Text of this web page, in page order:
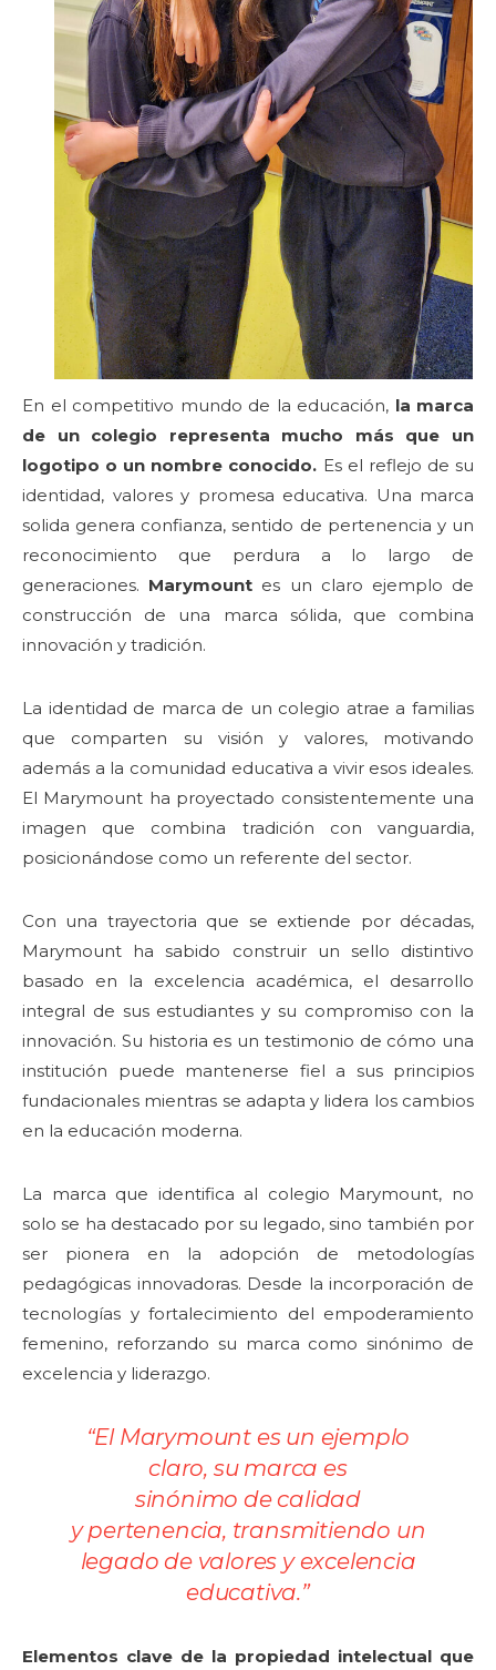
En el competitivo mundo de la educación, la marca
de un colegio representa mucho más que un
logotipo o un nombre conocido. Es el reflejo de su
identidad, valores y promesa educativa. Una marca
solida genera confianza, sentido de pertenencia y un
reconocimiento que perdura a lo largo de
generaciones. Marymount es un claro ejemplo de
construcción de una marca sólida, que combina
innovación y tradición.
La identidad de marca de un colegio atrae a familias
que comparten su visión y valores, motivando
además a la comunidad educativa a vivir esos ideales.
El Marymount ha proyectado consistentemente una
imagen que combina tradición con vanguardia,
posicionándose como un referente del sector.
Con una trayectoria que se extiende por décadas,
Marymount ha sabido construir un sello distintivo
basado en la excelencia académica, el desarrollo
integral de sus estudiantes y su compromiso con la
innovación. Su historia es un testimonio de cómo una
institución puede mantenerse fiel a sus principios
fundacionales mientras se adapta y lidera los cambios
en la educación moderna.
La marca que identifica al colegio Marymount, no
solo se ha destacado por su legado, sino también por
ser pionera en la adopción de metodologías
pedagógicas innovadoras. Desde la incorporación de
tecnologías y fortalecimiento del empoderamiento
femenino, reforzando su marca como sinónimo de
excelencia y liderazgo.
“El Marymount es un ejemplo
claro, su marca es
sinónimo de calidad
y pertenencia, transmitiendo un
legado de valores y excelencia
educativa.”
Elementos clave de la propiedad intelectual que